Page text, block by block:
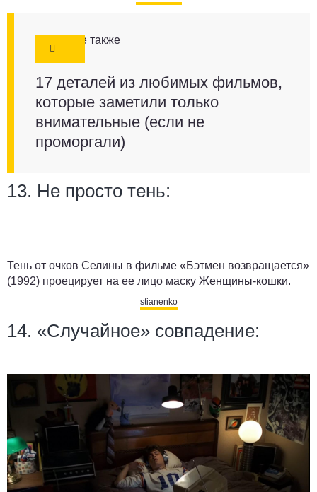
Смотрите также
17 деталей из любимых фильмов,
которые заметили только
внимательные (если не
проморгали)
13. Не просто тень:
Тень от очков Селины в фильме «Бэтмен возвращается»
(1992) проецирует на ее лицо маску Женщины-кошки.
stianenko
14. «Случайное» совпадение: